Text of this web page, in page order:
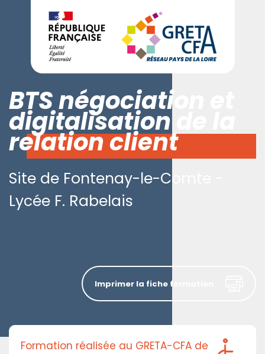
BTS négociation et
digitalisation de la
relation client
Site de Fontenay-le-Comte -
Lycée F. Rabelais
Formation réalisée au GRETA-CFA de
Imprimer la fiche formation